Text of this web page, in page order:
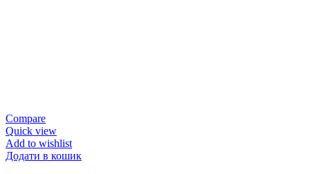
Compare
Quick view
Add to wishlist
Додати в кошик